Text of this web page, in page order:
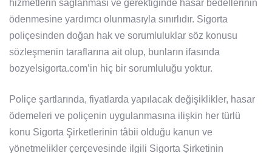
hizmetlerin sağlanması ve gerektiğinde hasar bedellerinin
ödenmesine yardımcı olunmasıyla sınırlıdır. Sigorta
poliçesinden doğan hak ve sorumluluklar söz konusu
sözleşmenin taraflarına ait olup, bunların ifasında
bozyelsigorta.com’in hiç bir sorumluluğu yoktur.
Poliçe şartlarında, fiyatlarda yapılacak değişiklikler, hasar
ödemeleri ve poliçenin uygulanmasına ilişkin her türlü
konu Sigorta Şirketlerinin tâbii olduğu kanun ve
yönetmelikler çerçevesinde ilgili Sigorta Şirketinin